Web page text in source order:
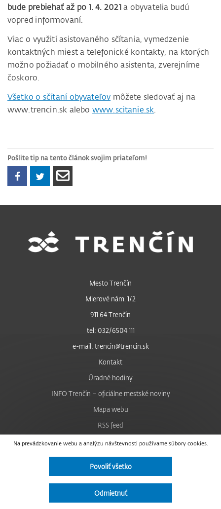
bude prebiehať až po 1. 4. 2021a obyvatelia budú
vopred informovaní.
Viac o využití asistovaného sčítania, vymedzenie
kontaktných miest a telefonické kontakty, na ktorých
možno požiadať o mobilného asistenta, zverejníme
čoskoro.
Všetko o sčítaní obyvateľov môžete sledovať aj na
www.trencin.sk alebo www.scitanie.sk.
Pošlite tip na tento článok svojim priateľom!
Na prevádzkovanie webu a analýzu návštevnosti používame súbory cookies.
Povoliť všetko
Odmietnuť
Mesto Trenčín
Mierové nám. 1/2
911 64 Trenčín
tel: 032/6504 111
e-mail: trencin@trencin.sk
Kontakt
Úradné hodiny
INFO Trenčín – oficiálne mestské noviny
Mapa webu
RSS feed
Nastavenie cookies
Facebook
Instagram
Vyhlásenie o prístupnosti